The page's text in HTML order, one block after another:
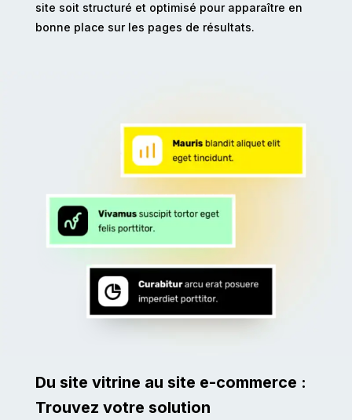
site soit structuré et optimisé pour apparaître en
bonne place sur les pages de résultats.
Du site vitrine au site e-commerce :
Trouvez votre solution